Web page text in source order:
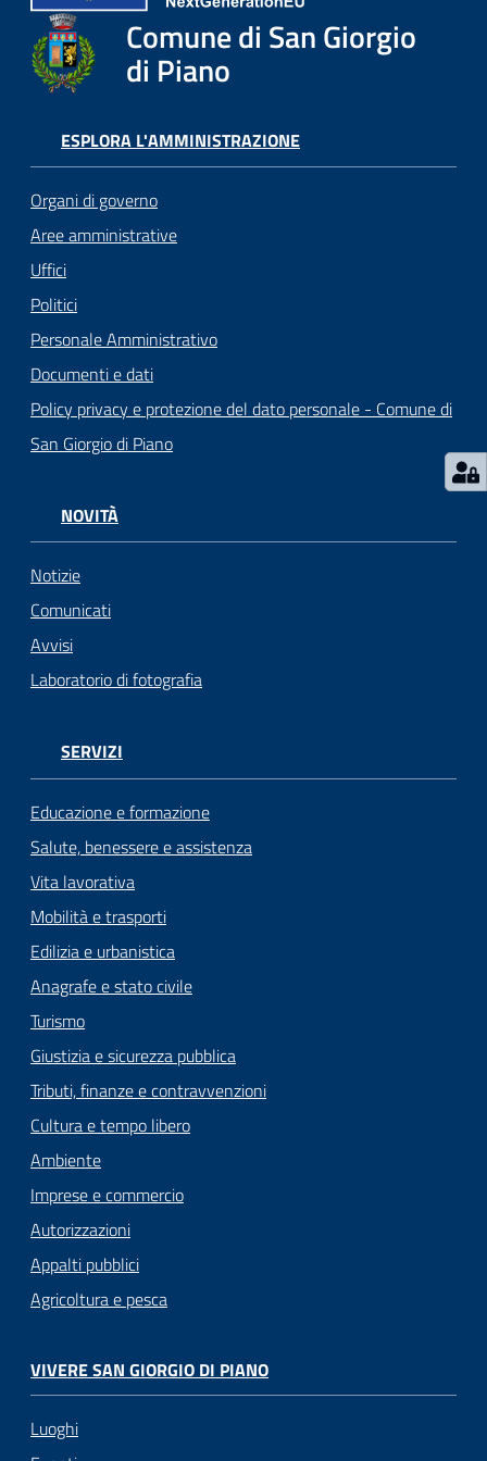
o
n
e
Tutti
gli
argomenti...
Seguici
Comune di San Giorgio
di Piano
ESPLORA L'AMMINISTRAZIONE
Organi di governo
Aree amministrative
Uffici
Politici
Personale Amministrativo
Documenti e dati
Policy privacy e protezione del dato personale - Comune di
San Giorgio di Piano
NOVITÀ
Notizie
Comunicati
Avvisi
Laboratorio di fotografia
SERVIZI
Educazione e formazione
Salute, benessere e assistenza
Vita lavorativa
Mobilità e trasporti
Edilizia e urbanistica
Anagrafe e stato civile
Turismo
Giustizia e sicurezza pubblica
Tributi, finanze e contravvenzioni
Cultura e tempo libero
Ambiente
Imprese e commercio
Autorizzazioni
Appalti pubblici
Agricoltura e pesca
VIVERE SAN GIORGIO DI PIANO
Luoghi